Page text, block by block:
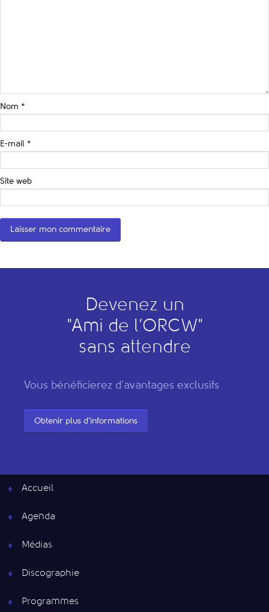
Nom *
E-mail *
Site web
Devenez un
"Ami de l’ORCW"
sans attendre
Vous bénéficierez d'avantages exclusifs
Obtenir plus d'informations
Accueil
Agenda
Médias
Discographie
Programmes